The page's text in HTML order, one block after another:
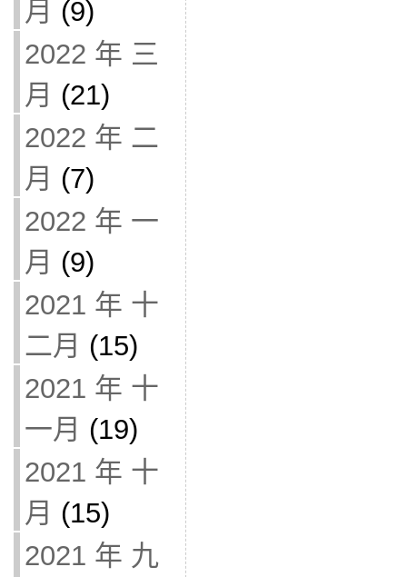
月 (9)
2022 年 三
月 (21)
2022 年 二
月 (7)
2022 年 一
月 (9)
2021 年 十
二月 (15)
2021 年 十
一月 (19)
2021 年 十
月 (15)
2021 年 九